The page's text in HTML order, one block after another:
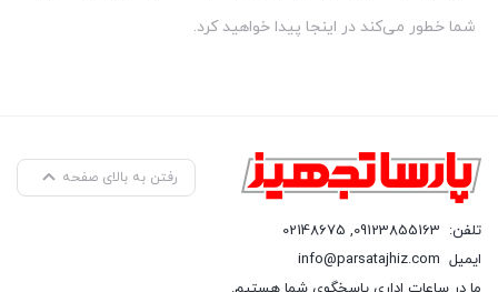
شما خطور می‌کند در اینجا پیدا خواهید کرد.
رفتن به بالای صفحه
تلفن: 09123855163
,
02148675
ایمیل info@parsatajhiz.com